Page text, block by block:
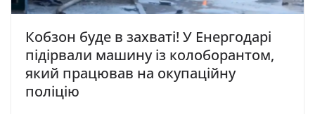
Кобзон буде в захваті! У Енергодарі
підірвали машину із колоборантом,
який працював на окупаційну
поліцію